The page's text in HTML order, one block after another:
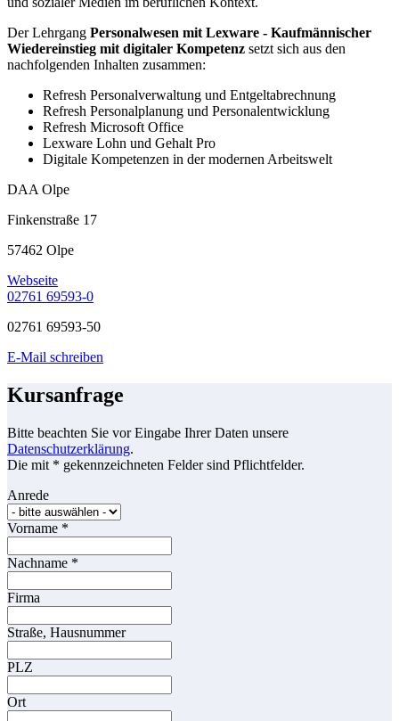
Der Lehrgang Personalwesen mit Lexware - Kaufmännischer
Wiedereinstieg mit digitaler Kompetenz setzt sich aus den
nachfolgenden Inhalten zusammen:
Refresh Personalverwaltung und Entgeltabrechnung
Refresh Personalplanung und Personalentwicklung
Refresh Microsoft Office
Lexware Lohn und Gehalt Pro
Digitale Kompetenzen in der modernen Arbeitswelt
DAA Olpe
Finkenstraße 17
57462 Olpe
Webseite
02761 69593-0
02761 69593-50
E-Mail schreiben
Kursanfrage
Bitte beachten Sie vor Eingabe Ihrer Daten unsere
Datenschutzerklärung.
Die mit * gekennzeichneten Felder sind Pflichtfelder.
Anrede
Vorname *
Nachname *
Firma
Straße, Hausnummer
PLZ
Ort